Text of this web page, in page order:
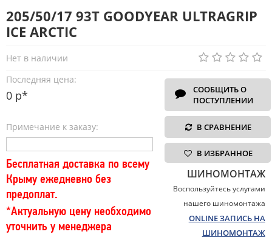
205/50/17 93T GOODYEAR ULTRAGRIP
ICE ARCTIC
Нет в наличии
Последняя цена:
0 р*
Примечание к заказу:
Бесплатная доставка по всему
Крыму ежедневно без
предоплат.
*Актуальную цену необходимо
уточнить у менеджера
СООБЩИТЬ О
ПОСТУПЛЕНИИ
В СРАВНЕНИЕ
В ИЗБРАННОЕ
ШИНОМОНТАЖ
Воспользуйтесь услугами
нашего шиномонтажа
ONLINE ЗАПИСЬ НА
ШИНОМОНТАЖ